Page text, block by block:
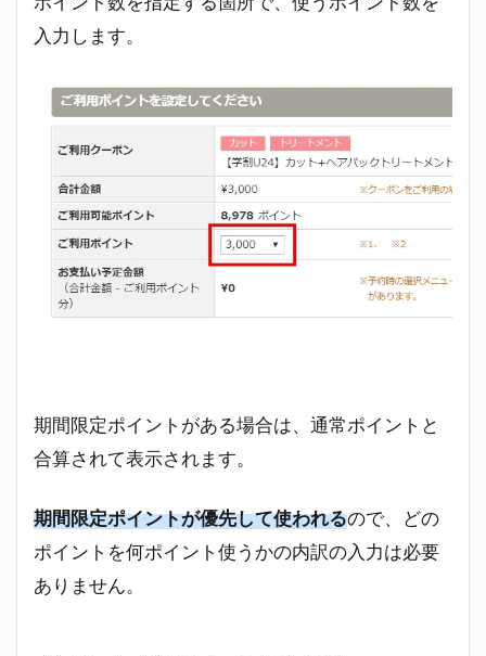
入力します。
期間限定ポイントがある場合は、通常ポイントと
合算されて表示されます。
期間限定ポイントが優先して使われるので、どの
ポイントを何ポイント使うかの内訳の入力は必要
ありません。